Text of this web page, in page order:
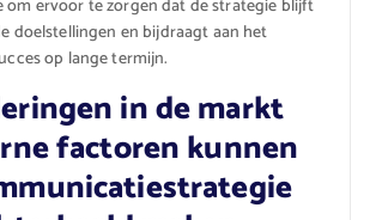
ervoor te zorgen dat de strategie blijft
doelstellingen en bijdraagt aan het
op lange termijn.
in de markt
factoren kunnen